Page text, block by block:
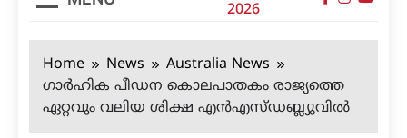
2026
Home News
Australia News
ഗാര്‍ഹിക പീഡന കൊലപാതകം രാജ്യത്തെ
ഏറ്റവും വലിയ ശിക്ഷ എന്‍എസ്ഡബ്ല്യുവില്‍